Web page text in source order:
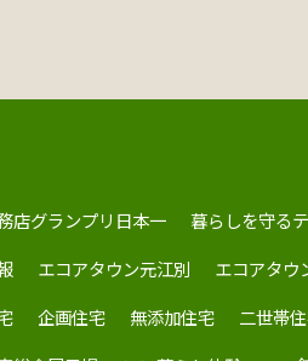
店グランプリ日本一 暮らしを守る
エコアタウン元江別 エコアタウ
企画住宅 無添加住宅 二世帯